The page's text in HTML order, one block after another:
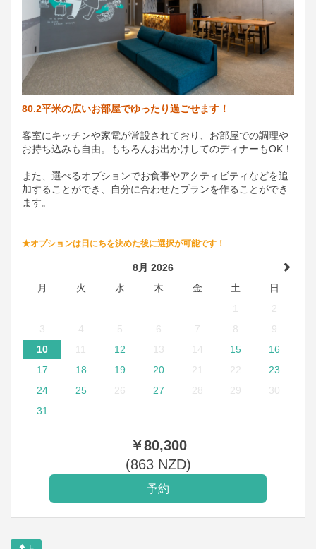
80.2平米の広いお部屋でゆったり過ごせます！
客室にキッチンや家電が常設されており、お部屋での調理や
お持ち込みも自由。もちろんお出かけしてのディナーもOK！
また、選べるオプションでお食事やアクティビティなどを追
加することができ、自分に合わせたプランを作ることができ
ます。
★オプションは日にちを決めた後に選択が可能です！
8月 2026
月
火 水 木 金 土
日
2
3
4 5 6 7 8
9
10
12 13 14 15
16
17
18 19 20 21 22
23
24
25 26 27 28 29
30
31
￥80,300
(863NZD)